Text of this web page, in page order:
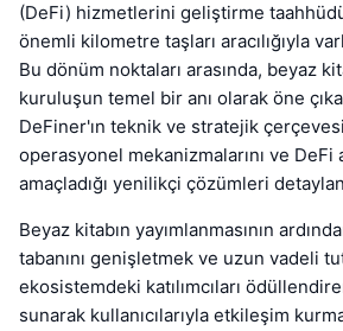
(DeFi) hizmetlerini geliştirme
önemli kilometre taşları aracılığıyla
Bu dönüm noktaları arasında, beyaz
kuruluşun temel bir anı olarak öne
DeFiner'ın teknik ve stratejik
operasyonel mekanizmalarını ve DeFi
amaçladığı yenilikçi çözümleri
Beyaz kitabın yayımlanmasının
tabanını genişletmek ve uzun vadeli
ekosistemdeki katılımcıları
sunarak kullanıcılarıyla etkileşim